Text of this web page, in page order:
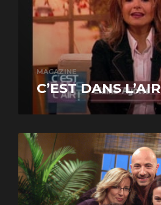
MAGAZINE
C’EST DANS L’AIR